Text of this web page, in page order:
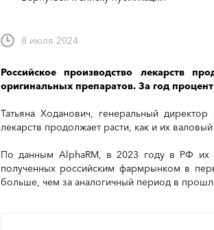
8 июля 2024
Российское производство лекарств
оригинальных препаратов. За год
Татьяна Ходанович, генеральный
лекарств продолжает расти, как и их
По данным AlphaRM, в 2023 году в РФ их
полученных российским фармрынком в
больше, чем за аналогичный период в